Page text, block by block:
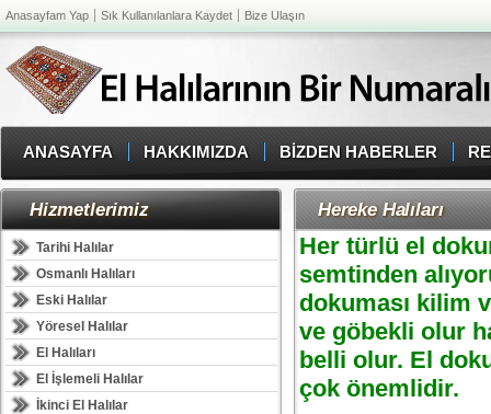
Anasayfam Yap Sık Kullanılanlara Kaydet Bize Ulaşın
ANASAYFA HAKKIMIZDA BİZDEN HABERLER
Hizmetlerimiz
Tarihi Halılar
Osmanlı Halıları
Eski Halılar
Yöresel Halılar
El Halıları
El İşlemeli Halılar
İkinci El Halılar
Hereke Halıları
Her türlü el
semtinden
dokuması kilim
ve göbekli olur
belli olur. El
çok önemlidir.